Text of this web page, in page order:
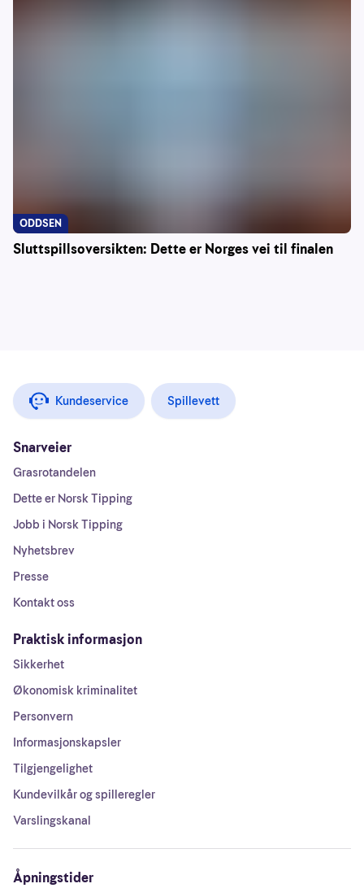
Sluttspillsoversikten: Dette er Norges vei til finalen
ODDSEN
Kundeservice Spillevett
Snarveier
Grasrotandelen
Dette er Norsk Tipping
Jobb i Norsk Tipping
Nyhetsbrev
Presse
Kontakt oss
Praktisk informasjon
Sikkerhet
Økonomisk kriminalitet
Personvern
Informasjonskapsler
Tilgjengelighet
Kundevilkår og spilleregler
Varslingskanal
Åpningstider